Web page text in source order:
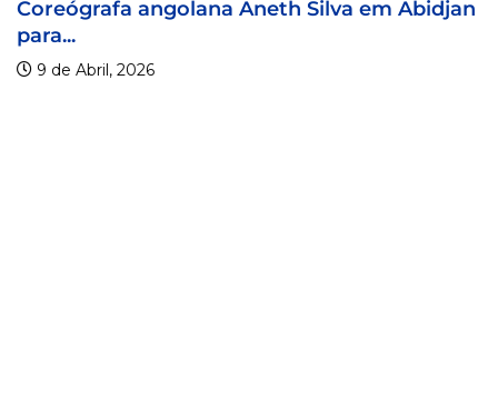
Aneth Silva em Abidjan Visa For